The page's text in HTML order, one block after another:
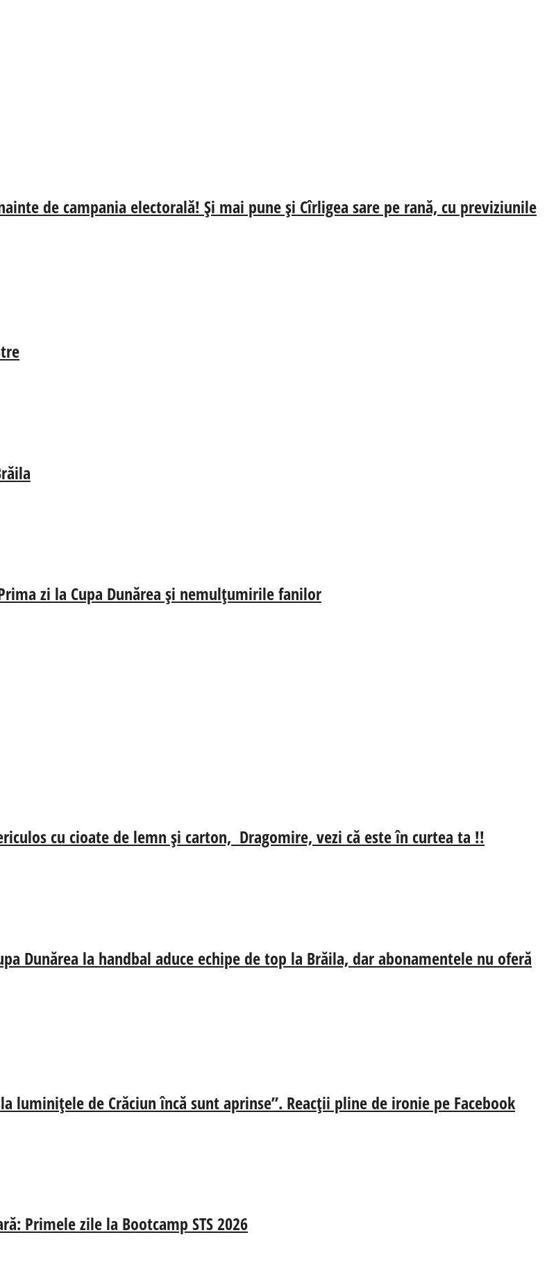
de campania electorală! Și mai pune și Cîrligea sare pe rană, cu previziunile
zi la Cupa Dunărea și nemulțumirile fanilor
cu cioate de lemn și carton, Dragomire, vezi că este în curtea ta !!
Dunărea la handbal aduce echipe de top la Brăila, dar abonamentele nu oferă
luminițele de Crăciun încă sunt aprinse”. Reacții pline de ironie pe Facebook
Primele zile la Bootcamp STS 2026